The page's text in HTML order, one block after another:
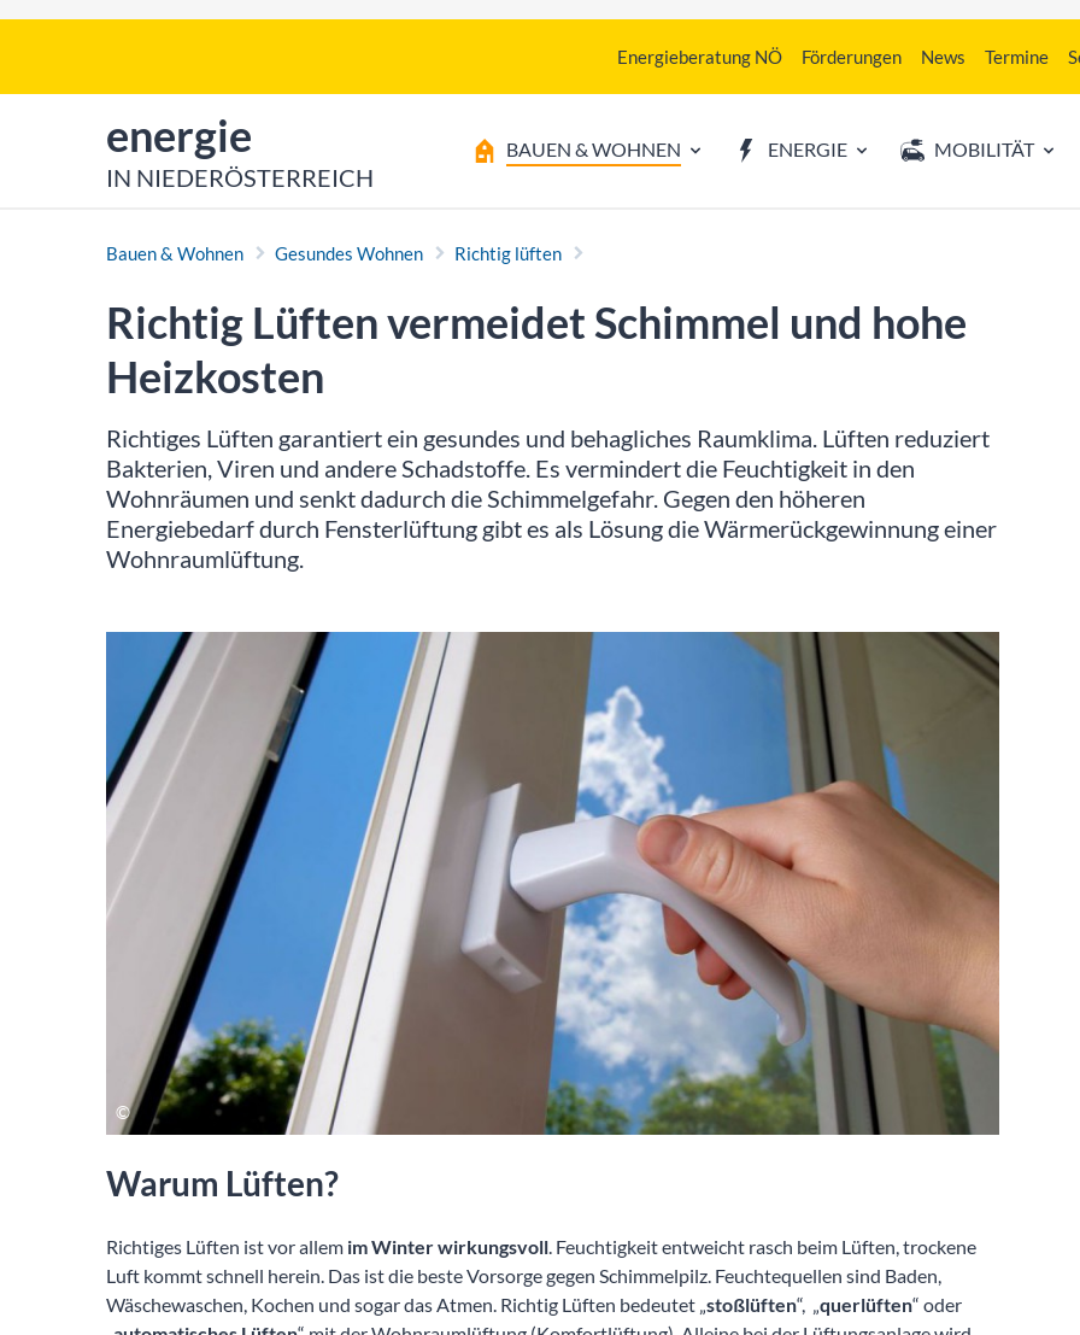
zur Startseite von
energie
IN NIEDERÖSTERREICH
Bauen & Wohnen Gesundes Wohnen Richtig lüften
Richtig Lüften vermeidet Schimmel und hohe
Heizkosten
Richtiges Lüften garantiert ein gesundes und behagliches Raumklima. Lüften reduziert
Bakterien, Viren und andere Schadstoffe. Es vermindert die Feuchtigkeit in den
Wohnräumen und senkt dadurch die Schimmelgefahr. Gegen den höheren
Energiebedarf durch Fensterlüftung gibt es als Lösung die Wärmerückgewinnung einer
Wohnraumlüftung.
Warum Lüften?
Richtiges Lüften ist vor allem im Winter wirkungsvoll . Feuchtigkeit entweicht rasch beim Lüften, trockene
Luft kommt schnell herein. Das ist die beste Vorsorge gegen Schimmelpilz. Feuchtequellen sind Baden,
Wäschewaschen, Kochen und sogar das Atmen. Richtig Lüften bedeutet „
stoßlüften “, „ querlüften “ oder
automatisches Lüften “ mit der Wohnraumlüftung (Komfortlüftung). Alleine bei der Lüftungsanlage wird